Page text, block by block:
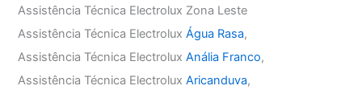
Assistência Técnica Electrolux Zona Leste
Assistência Técnica ElectroluxÁgua Rasa,
Assistência Técnica ElectroluxAnália Franco,
Assistência Técnica ElectroluxAricanduva,